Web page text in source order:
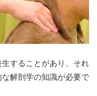
することがあり、それ
解剖学の知識が必要で